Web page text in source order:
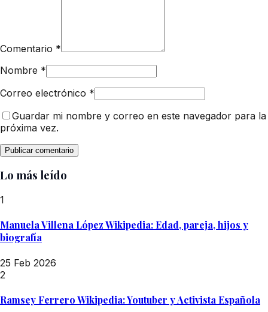
Comentario *
Nombre *
Correo electrónico *
Guardar mi nombre y correo en este navegador para la
próxima vez.
Lo más leído
1
Manuela Villena López Wikipedia: Edad, pareja, hijos y
biografía
25 Feb 2026
2
Ramsey Ferrero Wikipedia: Youtuber y Activista Española